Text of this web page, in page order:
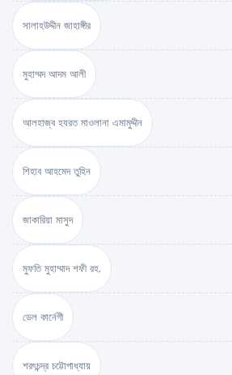
সালাহউদ্দীন জাহাঙ্গীর
মুহাম্মদ আদম আলী
আলহাজ্ব হযরত মাওলানা এমামুদ্দীন
শিহাব আহমেদ তুহিন
জাকারিয়া মাসুদ
মুফতি মুহাম্মাদ শফী রহ.
ডেল কার্নেগী
শরৎচন্দ্র চট্টোপাধ্যায়